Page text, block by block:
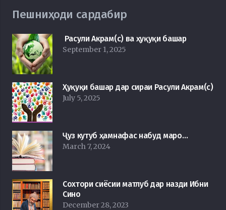
Пешниҳоди сардабир
Расули Акрам(с) ва ҳуқуқи башар
September 1, 2025
Ҳуқуқи башар дар сираи Расули Акрам(с)
July 5, 2025
Ҷуз кутуб ҳамнафас набуд маро…
March 7, 2024
Сохтори сиёсии матлуб дар назди Ибни
Сино
December 28, 2023